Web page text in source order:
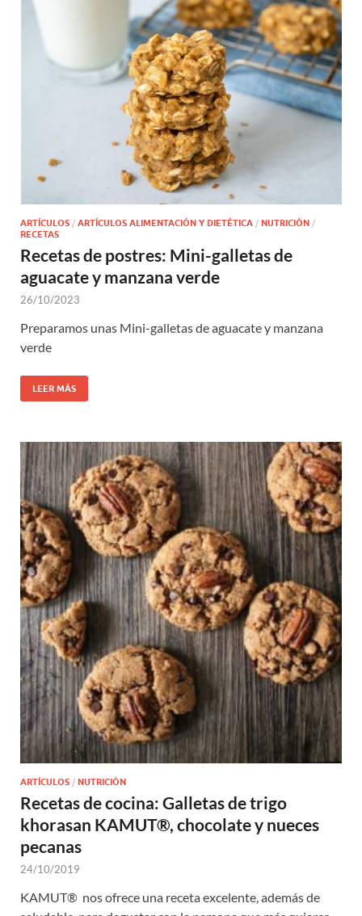
ARTÍCULOS / ARTÍCULOS ALIMENTACIÓN Y DIETÉTICA / NUTRICIÓN /
RECETAS
Recetas de postres: Mini-galletas de
aguacate y manzana verde
26/10/2023
Preparamos unas Mini-galletas de aguacate y manzana
verde
LEER MÁS
ARTÍCULOS / NUTRICIÓN
Recetas de cocina: Galletas de trigo
khorasan KAMUT®, chocolate y nueces
pecanas
24/10/2019
KAMUT® nos ofrece una receta excelente, además de